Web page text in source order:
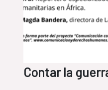
Contar la